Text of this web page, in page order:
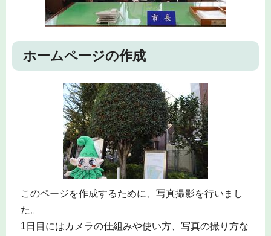
ホームページの作成
このページを作成するために、写真撮影を行いまし
た。
1日目にはカメラの仕組みや使い方、写真の撮り方な